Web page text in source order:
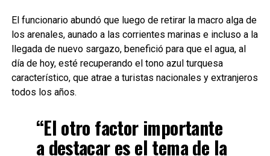
El funcionario abundó que luego de retirar la macro alga de
los arenales, aunado a las corrientes marinas e incluso a la
llegada de nuevo sargazo, benefició para que el agua, al
día de hoy, esté recuperando el tono azul turquesa
característico, que atrae a turistas nacionales y extranjeros
todos los años.
“El otro factor importante
a destacar es el tema de la